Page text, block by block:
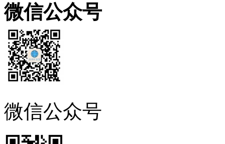
微信公众号
微信公众号